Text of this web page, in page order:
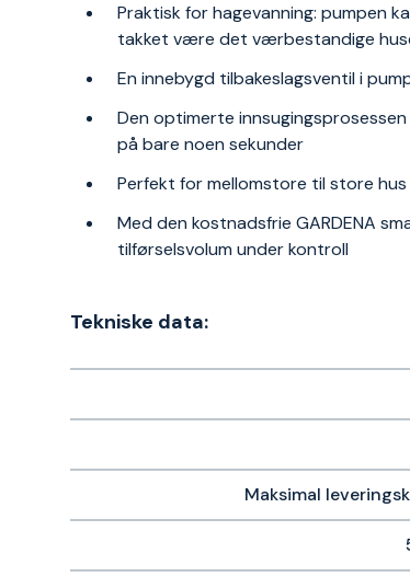
Praktisk for hagevanning: pumpen
takket være det værbestandige
En innebygd tilbakeslagsventil i
Den optimerte
på bare noen sekunder
Perfekt for mellomstore til store
Med den kostnadsfrie GARDENA
tilførselsvolum under kontroll
Tekniske data:
Maksimal